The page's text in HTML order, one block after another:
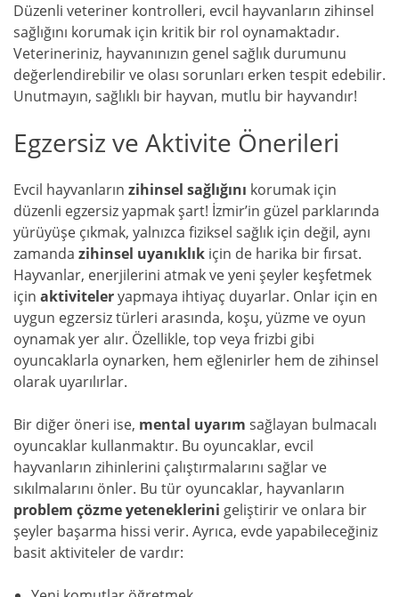
Düzenli veteriner kontrolleri, evcil hayvanların zihinsel
sağlığını korumak için kritik bir rol oynamaktadır.
Veterineriniz, hayvanınızın genel sağlık durumunu
değerlendirebilir ve olası sorunları erken tespit edebilir.
Unutmayın, sağlıklı bir hayvan, mutlu bir hayvandır!
Egzersiz ve Aktivite Önerileri
Evcil hayvanların zihinsel sağlığını korumak için
düzenli egzersiz yapmak şart! İzmir’in güzel parklarında
yürüyüşe çıkmak, yalnızca fiziksel sağlık için değil, aynı
zamanda zihinsel uyanıklık için de harika bir fırsat.
Hayvanlar, enerjilerini atmak ve yeni şeyler keşfetmek
için aktiviteleryapmaya ihtiyaç duyarlar. Onlar için en
uygun egzersiz türleri arasında, koşu, yüzme ve oyun
oynamak yer alır. Özellikle, top veya frizbi gibi
oyuncaklarla oynarken, hem eğlenirler hem de zihinsel
olarak uyarılırlar.
Bir diğer öneri ise, mental uyarım sağlayan bulmacalı
oyuncaklar kullanmaktır. Bu oyuncaklar, evcil
hayvanların zihinlerini çalıştırmalarını sağlar ve
sıkılmalarını önler. Bu tür oyuncaklar, hayvanların
problem çözme yeteneklerini geliştirir ve onlara bir
şeyler başarma hissi verir. Ayrıca, evde yapabileceğiniz
basit aktiviteler de vardır: